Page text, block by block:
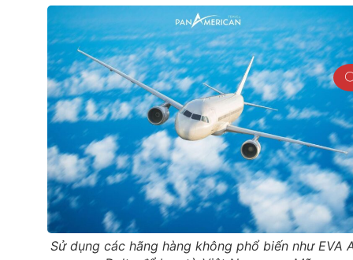
Sử dụng các hãng hàng không phổ biến như EVA